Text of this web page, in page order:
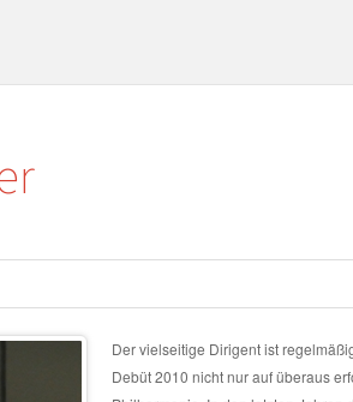
Der vielseitige Dirigent ist
Debüt 2010 nicht nur auf überaus